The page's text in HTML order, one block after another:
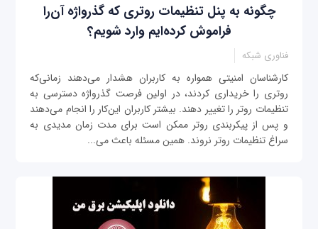
چگونه به پنل تنظیمات روتری که گذرواژه آن‌را
فراموش کرده‌ایم وارد شویم؟
فناوری شبکه
کارشناسان امنیتی همواره به کاربران هشدار می‌دهند زمانی‌که
روتری را خریداری کردند، در اولین فرصت گذرواژه دسترسی به
تنظیمات روتر را تغییر دهند. بیشتر کاربران این‌کار را انجام می‌دهند
و پس از پیکربندی روتر ممکن است برای مدت زمان مدیدی به
سراغ تنظیمات روتر نروند. همین مسئله باعث می‌...